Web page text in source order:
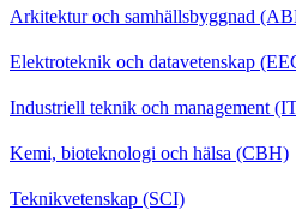
Arkitektur och samhällsbyggnad
Elektroteknik och datavetenskap
Industriell teknik och management
Kemi, bioteknologi och hälsa (CBH)
Teknikvetenskap (SCI)